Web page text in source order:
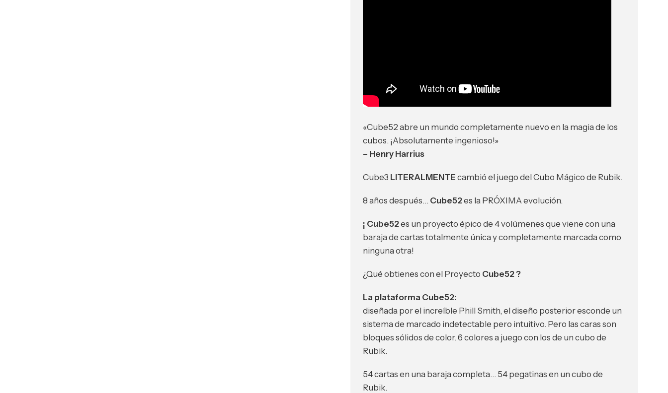
«Cube52 abre un mundo completamente nuevo en la magia de los
cubos. ¡Absolutamente ingenioso!»
– Henry Harrius
Cube3 LITERALMENTE cambió el juego del Cubo Mágico de Rubik.
8 años después… Cube52es la PRÓXIMA evolución.
¡ Cube52es un proyecto épico de 4 volúmenes que viene con una
baraja de cartas totalmente única y completamente marcada como
ninguna otra!
¿Qué obtienes con el Proyecto Cube52 ?
La plataforma Cube52:
diseñada por el increíble Phill Smith, el diseño posterior esconde un
sistema de marcado indetectable pero intuitivo. Pero las caras son
bloques sólidos de color. 6 colores a juego con los de un cubo de
Rubik.
54 cartas en una baraja completa… 54 pegatinas en un cubo de
Rubik.